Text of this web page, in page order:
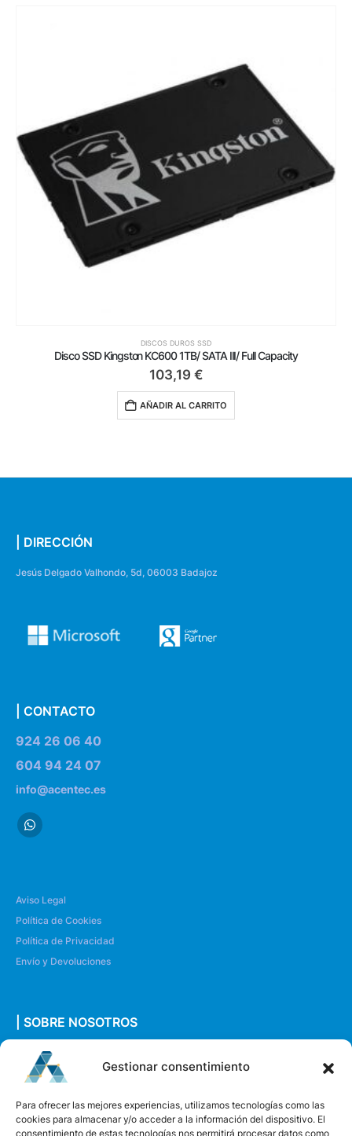
Gestionar consentimiento
Para ofrecer las mejores experiencias, utilizamos tecnologías como las
cookies para almacenar y/o acceder a la información del dispositivo. El
consentimiento de estas tecnologías nos permitirá procesar datos como
DISCOS DUROS SSD
Disco SSD Kingston KC600 1TB/ SATA III/ Full Capacity
103,19 €
AÑADIR AL CARRITO
| DIRECCIÓN
Jesús Delgado Valhondo, 5d, 06003 Badajoz
| CONTACTO
924 26 06 40
604 94 24 07
info@acentec.es
Aviso Legal
Política de Cookies
Política de Privacidad
Envío y Devoluciones
| SOBRE NOSOTROS
Quiénes somos
Envíanos un mensaje